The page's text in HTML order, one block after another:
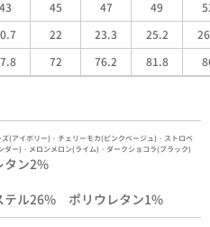
43 45 47 49
22 23.3 25.2
72 76.2 81.8
(アイボリー)・チェリーモカ(ピンクベージュ)・ストロベ
ダー)・メロンメロン(ライム)・ダークショコラ(ブラック)
ン2%
ル26% ポリウレタン1%